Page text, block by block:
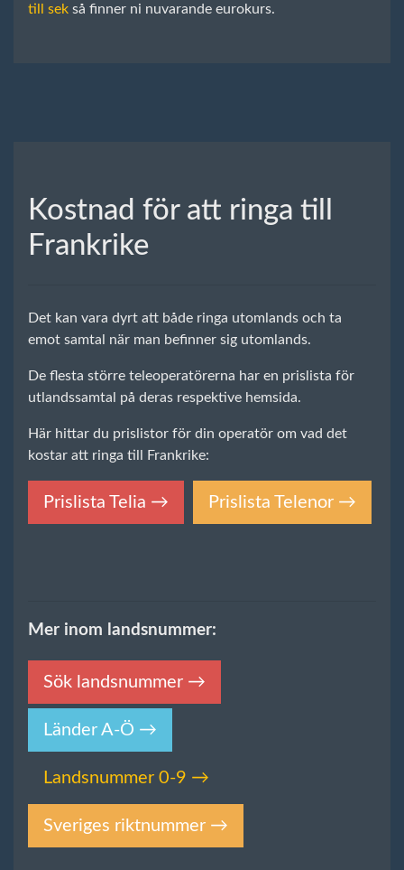
till sek så finner ni nuvarande eurokurs.
Kostnad för att ringa till
Frankrike
Det kan vara dyrt att både ringa utomlands och ta
emot samtal när man befinner sig utomlands.
De flesta större teleoperatörerna har en prislista för
utlandssamtal på deras respektive hemsida.
Här hittar du prislistor för din operatör om vad det
kostar att ringa till Frankrike:
Prislista Telia → Prislista Telenor →
Mer inom landsnummer:
Sök landsnummer →
Länder A-Ö →
Landsnummer 0-9 →
Sveriges riktnummer →